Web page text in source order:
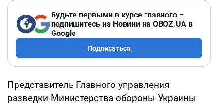
Будьте первыми в курсе главного –
подпишитесь на Новини на OBOZ.UA в
Google
Подписаться
Представитель Главного управления
разведки Министерства обороны Украины